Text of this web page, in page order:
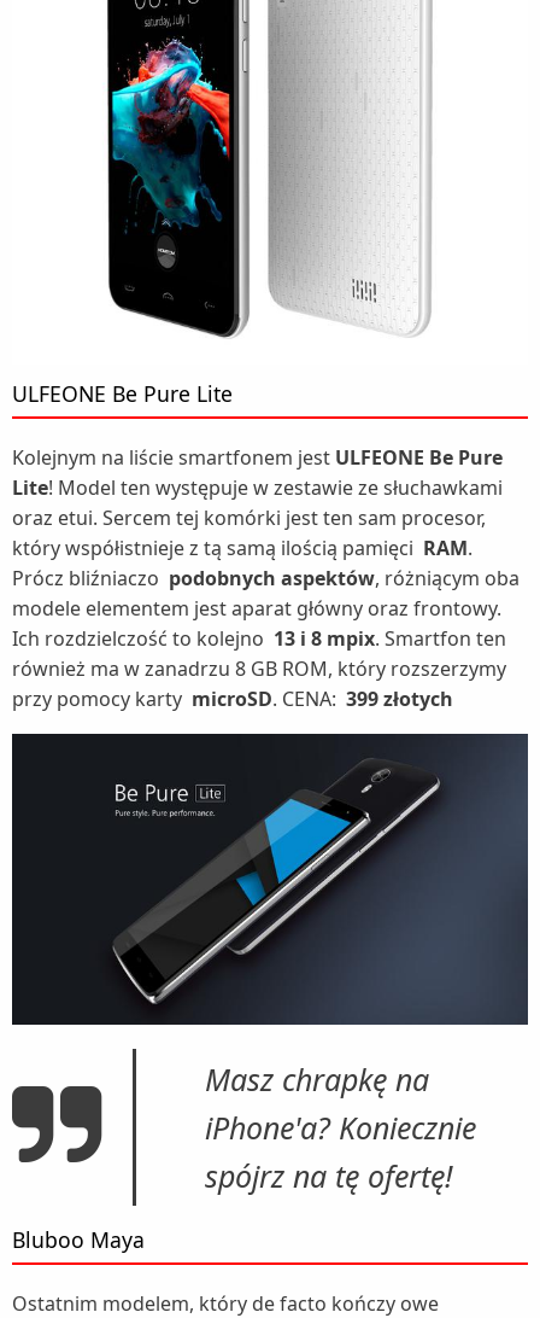
ULFEONE Be Pure Lite
Kolejnym na liście smartfonem jest ULFEONE Be Pure
Lite! Model ten występuje w zestawie ze słuchawkami
oraz etui. Sercem tej komórki jest ten sam procesor,
który współistnieje z tą samą ilością pamięci RAM.
Prócz bliźniaczo podobnych aspektów, różniącym oba
modele elementem jest aparat główny oraz frontowy.
Ich rozdzielczość to kolejno 13 i 8 mpix. Smartfon ten
również ma w zanadrzu 8 GB ROM, który rozszerzymy
przy pomocy karty microSD. CENA: 399 złotych
Masz chrapkę na
iPhone'a? Koniecznie
spójrz na tę ofertę!
Bluboo Maya
Ostatnim modelem, który de facto kończy owe